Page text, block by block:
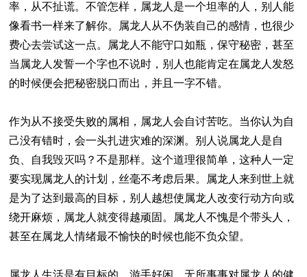
率，从不扯谎。不管怎样，属龙人是一个坦率的人，别人能
像看书一样来了解你。属龙人从不伪装自己的感情，也很少
费心去尝试这一点。属龙人不能守口如瓶，保守秘密，甚至
当属龙人发誓一个字也不说时，别人也能肯定在属龙人发怒
的时候便会把秘密脱口而出，并且一字不错。
作为从不接受失败的属相，属龙人会自讨苦吃。当你认为自
己没有错时，会一头扎进灾难的深渊。别人说属龙人是自
负、自我毁灭吗？不是那样。这个道理很简单，这种人一定
要实现属龙人的计划，丝毫不考虑后果。属龙人来到世上就
是为了达到最高的目标，别人越想使属龙人改变行动方向或
绕开麻烦，属龙人就变得越顽固。属龙人不愧是个带头人，
甚至在属龙人情绪最不愉快的时候也能不负众望。
属龙人生活是有目标的，游手好闲、无所事事对属龙人的健